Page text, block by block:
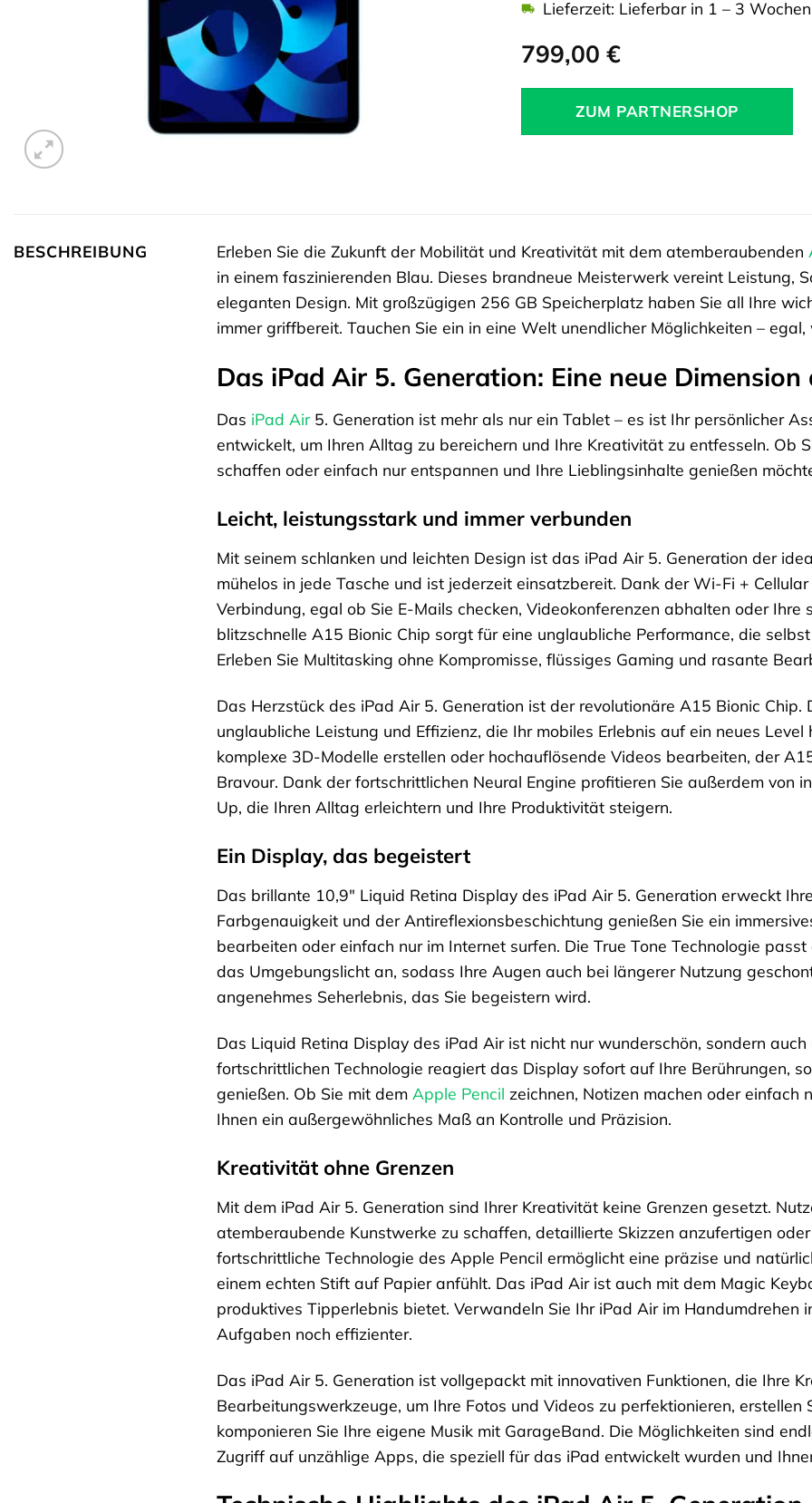
799,00 €
Lieferzeit: Lieferbar in 1 – 3 Wochen
ZUM PARTNERSHOP
BESCHREIBUNG Erleben Sie die Zukunft der Mobilität und Kreativität mit dem atemberaubenden
in einem faszinierenden Blau. Dieses brandneue Meisterwerk vereint Leistung,
eleganten Design. Mit großzügigen 256 GB Speicherplatz haben Sie all Ihre
immer griffbereit. Tauchen Sie ein in eine Welt unendlicher Möglichkeiten –
Das iPad Air 5. Generation: Eine neue Dimension
Das iPad Air5. Generation ist mehr als nur ein Tablet – es ist Ihr persönlicher
entwickelt, um Ihren Alltag zu bereichern und Ihre Kreativität zu entfesseln. Ob
schaffen oder einfach nur entspannen und Ihre Lieblingsinhalte genießen
Leicht, leistungsstark und immer verbunden
Mit seinem schlanken und leichten Design ist das iPad Air 5. Generation der
mühelos in jede Tasche und ist jederzeit einsatzbereit. Dank der Wi-Fi +
Verbindung, egal ob Sie E-Mails checken, Videokonferenzen abhalten oder
blitzschnelle A15 Bionic Chip sorgt für eine unglaubliche Performance, die
Erleben Sie Multitasking ohne Kompromisse, flüssiges Gaming und rasante
Das Herzstück des iPad Air 5. Generation ist der revolutionäre A15 Bionic
unglaubliche Leistung und Effizienz, die Ihr mobiles Erlebnis auf ein neues
komplexe 3D-Modelle erstellen oder hochauflösende Videos bearbeiten, der
Bravour. Dank der fortschrittlichen Neural Engine profitieren Sie außerdem von
Up, die Ihren Alltag erleichtern und Ihre Produktivität steigern.
Ein Display, das begeistert
Das brillante 10,9″ Liquid Retina Display des iPad Air 5. Generation erweckt
Farbgenauigkeit und der Antireflexionsbeschichtung genießen Sie ein
bearbeiten oder einfach nur im Internet surfen. Die True Tone Technologie
das Umgebungslicht an, sodass Ihre Augen auch bei längerer Nutzung
angenehmes Seherlebnis, das Sie begeistern wird.
Das Liquid Retina Display des iPad Air ist nicht nur wunderschön, sondern
fortschrittlichen Technologie reagiert das Display sofort auf Ihre Berührungen,
genießen. Ob Sie mit dem Apple Pencil zeichnen, Notizen machen oder
Ihnen ein außergewöhnliches Maß an Kontrolle und Präzision.
Kreativität ohne Grenzen
Mit dem iPad Air 5. Generation sind Ihrer Kreativität keine Grenzen gesetzt.
atemberaubende Kunstwerke zu schaffen, detaillierte Skizzen anzufertigen
fortschrittliche Technologie des Apple Pencil ermöglicht eine präzise und
einem echten Stift auf Papier anfühlt. Das iPad Air ist auch mit dem Magic
produktives Tipperlebnis bietet. Verwandeln Sie Ihr iPad Air im Handumdrehen
Aufgaben noch effizienter.
Das iPad Air 5. Generation ist vollgepackt mit innovativen Funktionen, die Ihre
Bearbeitungswerkzeuge, um Ihre Fotos und Videos zu perfektionieren,
komponieren Sie Ihre eigene Musik mit GarageBand. Die Möglichkeiten sind
Zugriff auf unzählige Apps, die speziell für das iPad entwickelt wurden und